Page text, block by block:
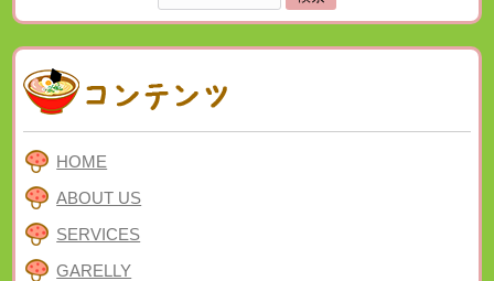
索:
HOME
ABOUT US
SERVICES
GARELLY